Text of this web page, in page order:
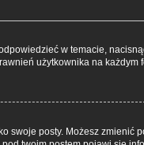
w temacie,
użytkownika na każdym
swoje posty. Możesz zmienić